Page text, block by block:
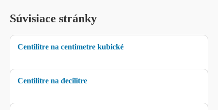
Súvisiace stránky
Centilitre na centimetre kubické
Centilitre na decilitre